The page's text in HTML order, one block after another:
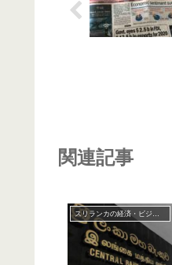
関連記事
スリランカの経済・ビジネス・投資